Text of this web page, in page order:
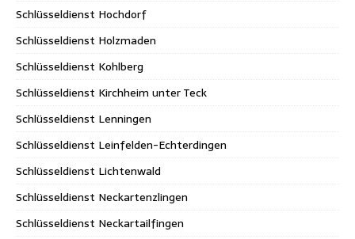
Schlüsseldienst Hochdorf
Schlüsseldienst Holzmaden
Schlüsseldienst Kohlberg
Schlüsseldienst Kirchheim unter Teck
Schlüsseldienst Lenningen
Schlüsseldienst Leinfelden-Echterdingen
Schlüsseldienst Lichtenwald
Schlüsseldienst Neckartenzlingen
Schlüsseldienst Neckartailfingen